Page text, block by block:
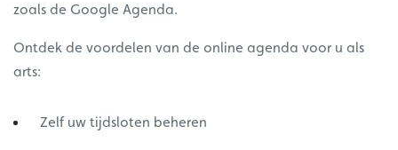
zoals de Google Agenda.
Ontdek de voordelen van de online agenda voor u als
arts:
Zelf uw tijdsloten beheren